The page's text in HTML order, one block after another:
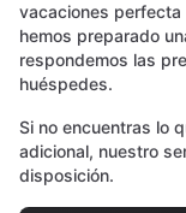
vacaciones perfecta
hemos preparado
respondemos las
huéspedes.
Si no encuentras lo
adicional, nuestro
disposición.